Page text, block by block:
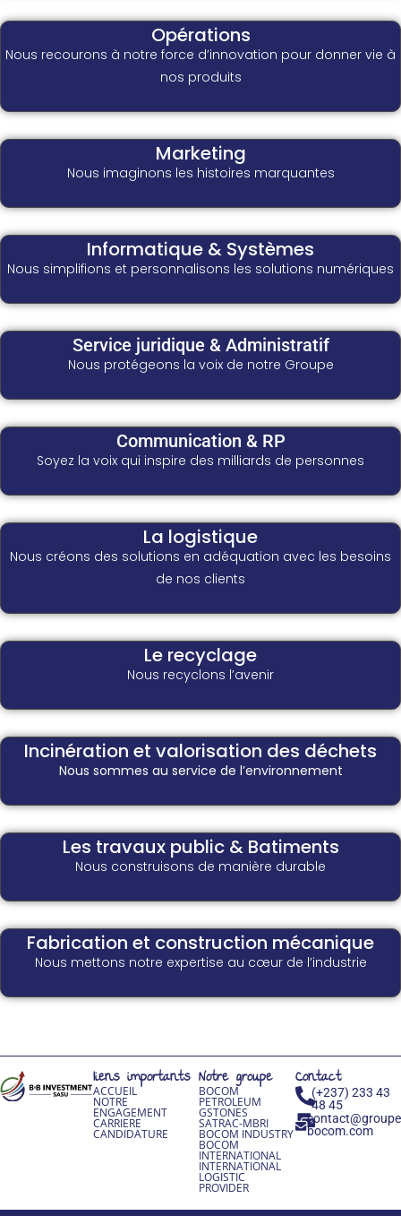
Opérations
Nous recourons à notre force d’innovation pour donner vie à
nos produits
Marketing
Nous imaginons les histoires marquantes
Informatique & Systèmes
Nous simplifions et personnalisons les solutions numériques
Service juridique & Administratif
Nous protégeons la voix de notre Groupe
Communication & RP
Soyez la voix qui inspire des milliards de personnes
La logistique
Nous créons des solutions en adéquation avec les besoins
de nos clients
Le recyclage
Nous recyclons l’avenir
Incinération et valorisation des déchets
Nous sommes au service de l’environnement
Les travaux public & Batiments
Nous construisons de manière durable
Fabrication et construction mécanique
Nous mettons notre expertise au cœur de l’industrie
liens importants
ACCUEIL
NOTRE
ENGAGEMENT
CARRIERE
CANDIDATURE
Notre groupe
BOCOM
PETROLEUM
GSTONES
SATRAC-MBRI
BOCOM INDUSTRY
BOCOM
INTERNATIONAL
INTERNATIONAL
LOGISTIC
PROVIDER
Contact
(+237) 233 43
48 45
contact@groupe
bocom.com